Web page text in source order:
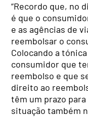
“Recordo que, no
é que o
e as agências de
reembolsar o
Colocando a
consumidor que
reembolso e que
direito ao
têm um prazo
situação também